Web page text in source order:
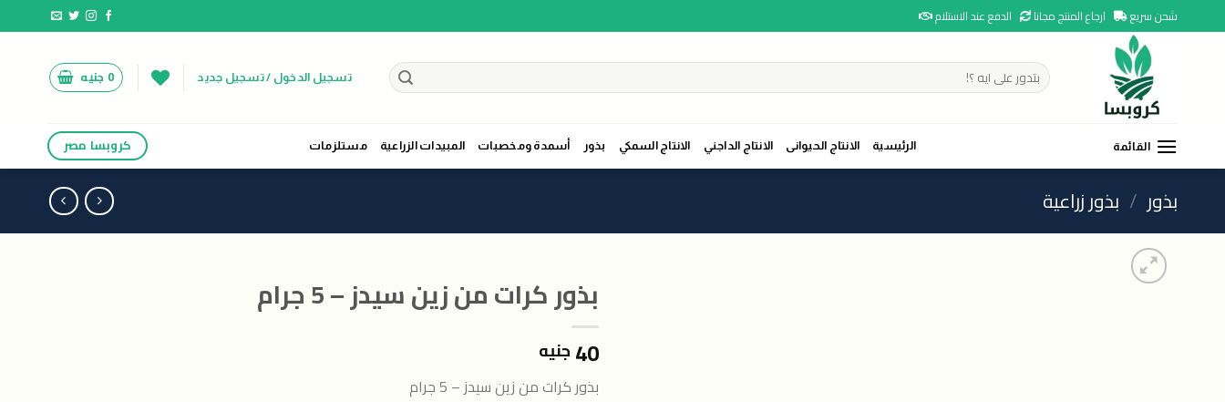
to
شحن سريع ارجاع المنتج مجانا الدفع عند الاستلام
البحث
عن:
تسجيل الدخول / تسجيل جديد 0 جنيه
القائمة الرئيسية الانتاج الحيوانى الانتاج الداجني الانتاج السمكي بذور أسمدة ومخصبات المبيدات الزراعية مستلزمات كروبسا مصر
بذور / بذور زراعية
بذور كرات من زين سيدز – 5 جرام
40 جنيه
بذور كرات من زين سيدز – 5 جرام